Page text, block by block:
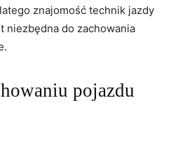
znajomość technik ​jazdy
niezbędna‌ do​ zachowania​
⁣pojazdu